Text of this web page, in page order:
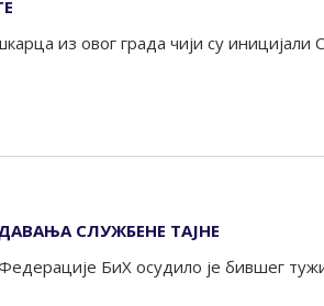
из овог града чији су иницијали
СЛУЖБЕНЕ ТАЈНЕ
БиХ осудило је бившег